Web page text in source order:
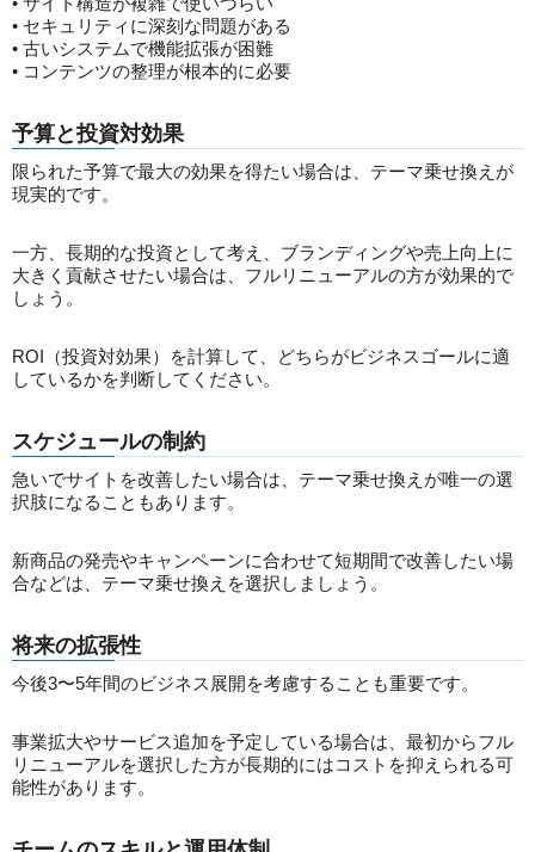
• セキュリティに深刻な問題がある
• 古いシステムで機能拡張が困難
• コンテンツの整理が根本的に必要
予算と投資対効果
限られた予算で最大の効果を得たい場合は、テーマ乗せ換えが
現実的です。
一方、長期的な投資として考え、ブランディングや売上向上に
大きく貢献させたい場合は、フルリニューアルの方が効果的で
しょう。
ROI（投資対効果）を計算して、どちらがビジネスゴールに適
しているかを判断してください。
スケジュールの制約
急いでサイトを改善したい場合は、テーマ乗せ換えが唯一の選
択肢になることもあります。
新商品の発売やキャンペーンに合わせて短期間で改善したい場
合などは、テーマ乗せ換えを選択しましょう。
将来の拡張性
今後3〜5年間のビジネス展開を考慮することも重要です。
事業拡大やサービス追加を予定している場合は、最初からフル
リニューアルを選択した方が長期的にはコストを抑えられる可
能性があります。